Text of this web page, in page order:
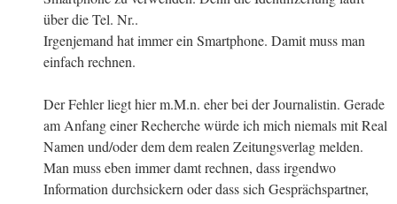
über die Tel. Nr..
Irgenjemand hat immer ein Smartphone. Damit muss man
einfach rechnen.
Der Fehler liegt hier m.M.n. eher bei der Journalistin. Gerade
am Anfang einer Recherche würde ich mich niemals mit Real
Namen und/oder dem dem realen Zeitungsverlag melden.
Man muss eben immer damt rechnen, dass irgendwo
Information durchsickern oder dass sich Gesprächspartner,